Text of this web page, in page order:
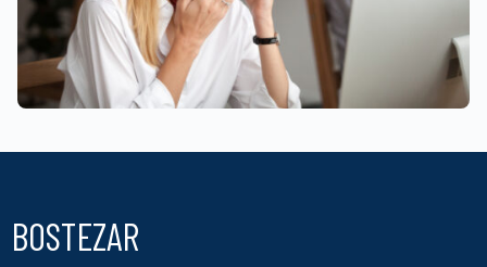
BOSTEZAR